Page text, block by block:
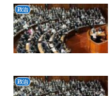
政治
政治